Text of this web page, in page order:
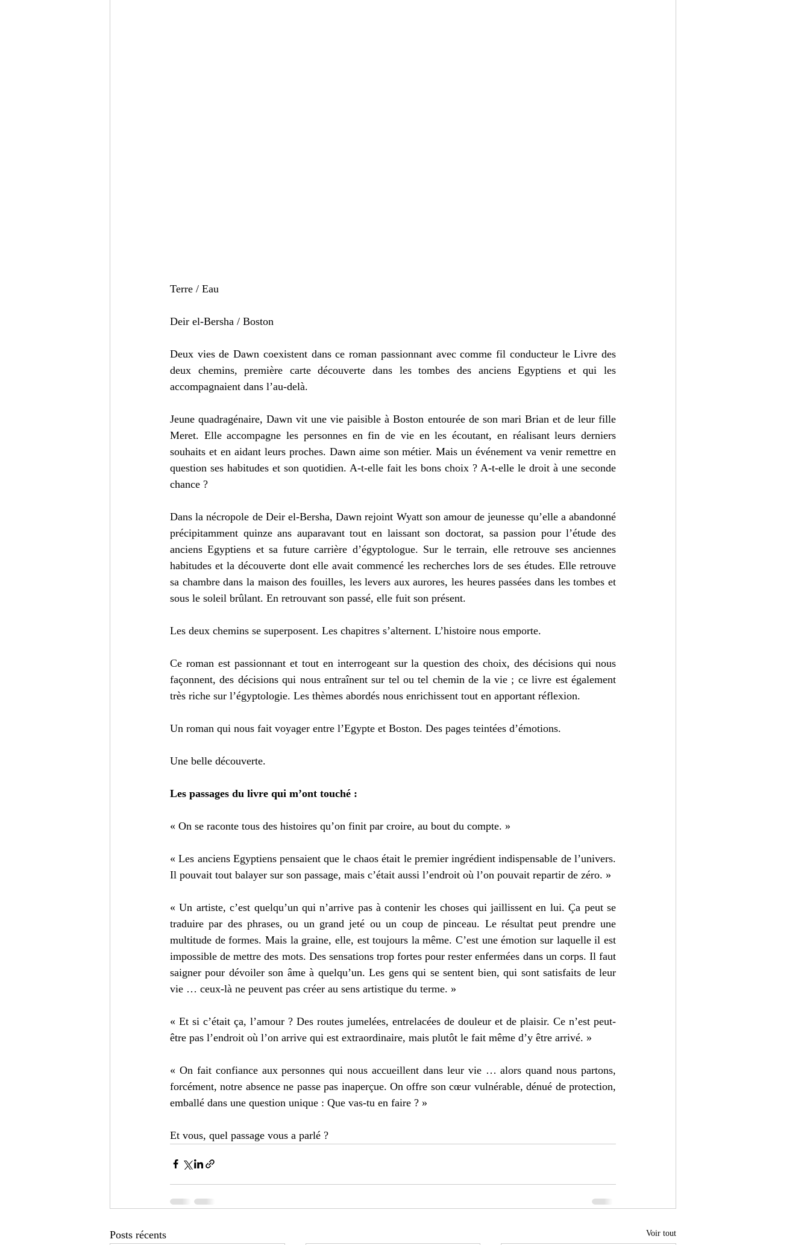
Terre / Eau
Deir el-Bersha / Boston
Deux vies de Dawn coexistent dans ce roman passionnant avec comme fil conducteur le Livre des
deux chemins, première carte découverte dans les tombes des anciens Egyptiens et qui les
accompagnaient dans l’au-delà.
Jeune quadragénaire, Dawn vit une vie paisible à Boston entourée de son mari Brian et de leur fille
Meret. Elle accompagne les personnes en fin de vie en les écoutant, en réalisant leurs derniers
souhaits et en aidant leurs proches. Dawn aime son métier. Mais un événement va venir remettre en
question ses habitudes et son quotidien. A-t-elle fait les bons choix ? A-t-elle le droit à une seconde
chance ?
Dans la nécropole de Deir el-Bersha, Dawn rejoint Wyatt son amour de jeunesse qu’elle a abandonné
précipitamment quinze ans auparavant tout en laissant son doctorat, sa passion pour l’étude des
anciens Egyptiens et sa future carrière d’égyptologue. Sur le terrain, elle retrouve ses anciennes
habitudes et la découverte dont elle avait commencé les recherches lors de ses études. Elle retrouve
sa chambre dans la maison des fouilles, les levers aux aurores, les heures passées dans les tombes et
sous le soleil brûlant. En retrouvant son passé, elle fuit son présent.
Les deux chemins se superposent. Les chapitres s’alternent. L’histoire nous emporte.
Ce roman est passionnant et tout en interrogeant sur la question des choix, des décisions qui nous
façonnent, des décisions qui nous entraînent sur tel ou tel chemin de la vie ; ce livre est également
très riche sur l’égyptologie. Les thèmes abordés nous enrichissent tout en apportant réflexion.
Un roman qui nous fait voyager entre l’Egypte et Boston. Des pages teintées d’émotions.
Une belle découverte.
Les passages du livre qui m’ont touché :
« On se raconte tous des histoires qu’on finit par croire, au bout du compte. »
« Les anciens Egyptiens pensaient que le chaos était le premier ingrédient indispensable de l’univers.
Il pouvait tout balayer sur son passage, mais c’était aussi l’endroit où l’on pouvait repartir de zéro. »
« Un artiste, c’est quelqu’un qui n’arrive pas à contenir les choses qui jaillissent en lui. Ça peut se
traduire par des phrases, ou un grand jeté ou un coup de pinceau. Le résultat peut prendre une
multitude de formes. Mais la graine, elle, est toujours la même. C’est une émotion sur laquelle il est
impossible de mettre des mots. Des sensations trop fortes pour rester enfermées dans un corps. Il faut
saigner pour dévoiler son âme à quelqu’un. Les gens qui se sentent bien, qui sont satisfaits de leur
vie … ceux-là ne peuvent pas créer au sens artistique du terme. »
« Et si c’était ça, l’amour ? Des routes jumelées, entrelacées de douleur et de plaisir. Ce n’est peut-
être pas l’endroit où l’on arrive qui est extraordinaire, mais plutôt le fait même d’y être arrivé. »
« On fait confiance aux personnes qui nous accueillent dans leur vie … alors quand nous partons,
forcément, notre absence ne passe pas inaperçue. On offre son cœur vulnérable, dénué de protection,
emballé dans une question unique : Que vas-tu en faire ? »
Et vous, quel passage vous a parlé ?
Posts récents Voir tout